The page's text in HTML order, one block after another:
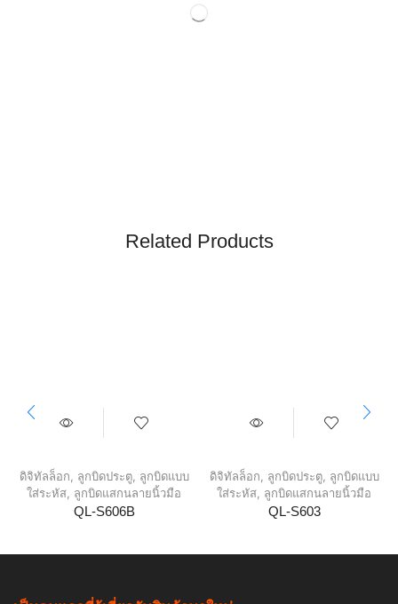
Related Products
ดิจิทัลล็อก ลูกบิดประตู, ลูกบิดแบบ
ใส่ระหัส ลูกบิดแสกนลายนิ้วมือ
QL-S606B
ดิจิทัลล็อก ลูกบิดประตู, ลูกบิดแบบ
ใส่ระหัส ลูกบิดแสกนลายนิ้วมือ
QL-S603